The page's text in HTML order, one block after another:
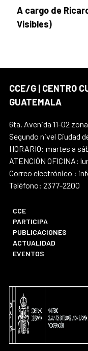
A cargo de
Visibles)
CCE/G | CENTRO
GUATEMALA
6ta. Avenida 11-02
Segundo nivel Ciudad
HORARIO: martes a
ATENCIÓN OFICINA:
Correo electrónico :
Teléfono: 2377-2200
CCE
PARTICIPA
PUBLICACIONES
ACTUALIDAD
EVENTOS